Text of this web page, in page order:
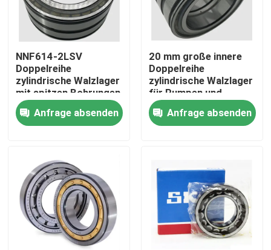
Werksbesichtigung
Qualitätskontrolle
Neuigkeiten
Rechtssachen
Fordern Sie ein Angebot an
Zylinderrollenlager
Selbstübereinstimmende Rollenlager
NNF614-2LSV
Doppelreihe
zylindrische Walzlager
mit spitzen Bohrungen
für
Lebensmittelverarbeitungsmaschinen
Anfrage absenden
20 mm große innere
Doppelreihe
zylindrische Walzlager
für Pumpen und
Kompressoren
Anfrage absenden